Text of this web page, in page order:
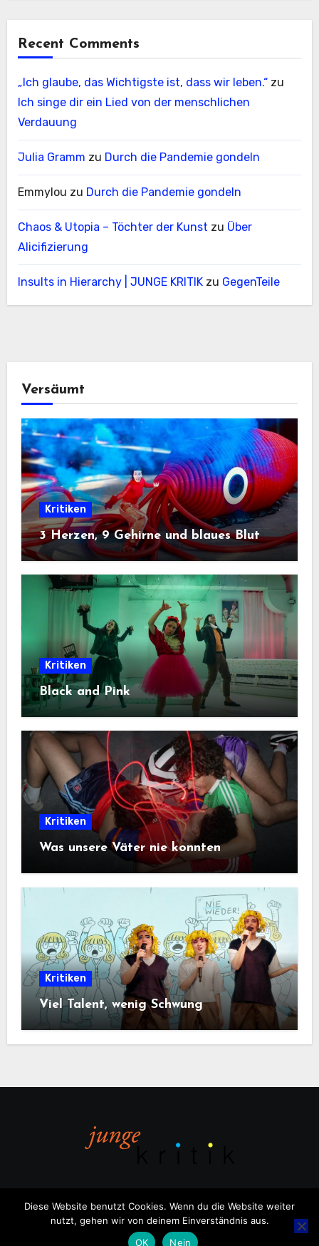
Recent Comments
„Ich glaube, das Wichtigste ist, dass wir leben.“zu
Ich singe dir ein Lied von der menschlichen
Verdauung
Julia Gramm zu Durch die Pandemie gondeln
Emmylou zu Durch die Pandemie gondeln
Chaos & Utopia – Töchter der Kunst zu Über
Alicifizierung
Insults in Hierarchy | JUNGE KRITIKzu GegenTeile
Versäumt
Kritiken
3 Herzen, 9 Gehirne und blaues Blut
Kritiken
Black and Pink
Kritiken
Was unsere Väter nie konnten
Kritiken
Viel Talent, wenig Schwung
Copyright © All rights reserved |Blogusvon
Themeansar
Diese Website benutzt Cookies. Wenn du die Website weiter
nutzt, gehen wir von deinem Einverständnis aus.
OK
Nein